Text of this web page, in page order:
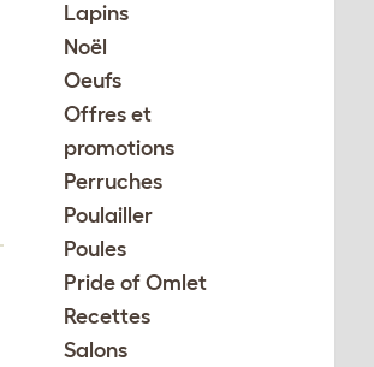
Lapins
Noël
Oeufs
Offres et
promotions
Perruches
Poulailler
Poules
Pride of Omlet
Recettes
Salons